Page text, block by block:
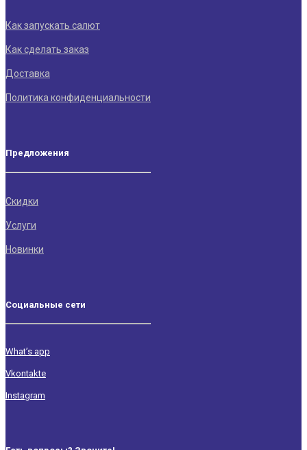
Как запускать салют
Как сделать заказ
Доставка
Политика конфиденциальности
Предложения
Скидки
Услуги
Новинки
Социальные сети
What’s app
Vkontakte
Instagram